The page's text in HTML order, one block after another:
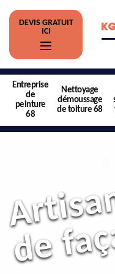
DEVIS GRATUIT
ICI
Entreprise
de
peinture
68
Nettoyage
démoussage
de toiture 68